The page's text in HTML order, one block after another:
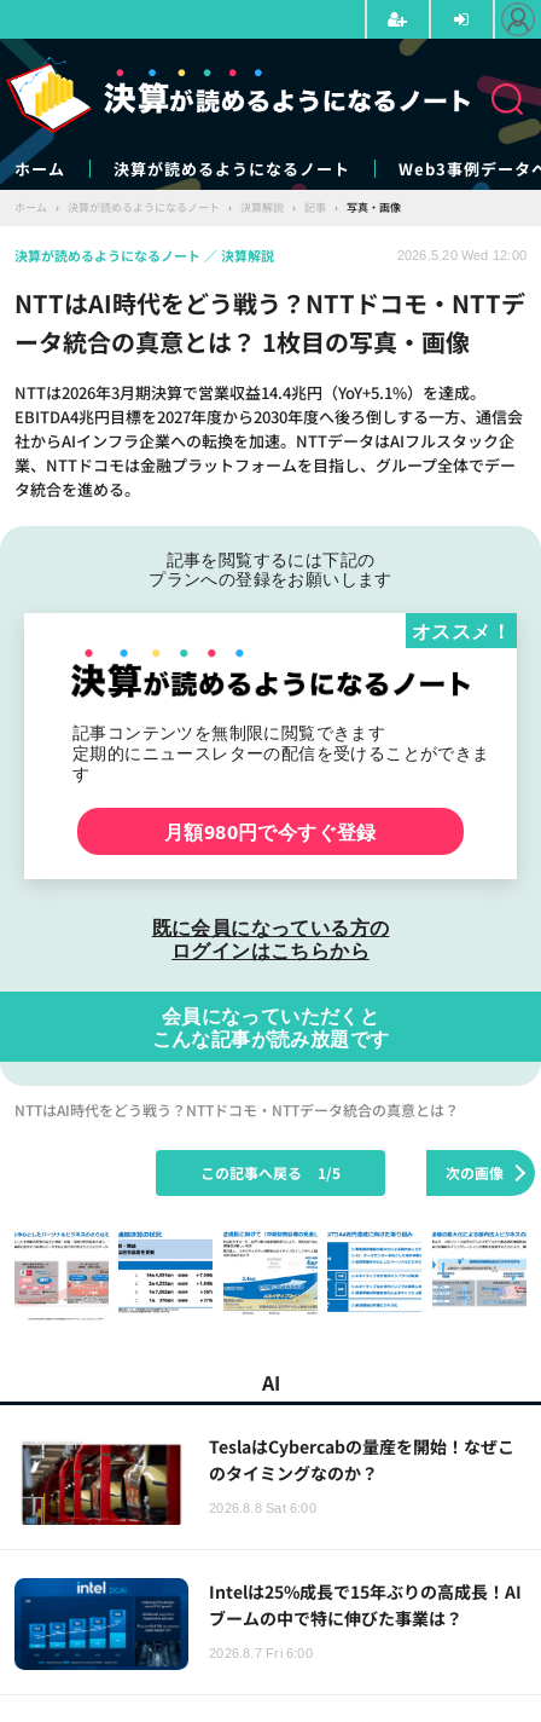
ホーム 決算が読めるようになるノート Web3事例データ
ホーム › 決算が読めるようになるノート › 決算解説 › 記事 › 写真・画像
NTTはAI時代をどう戦う？NTTドコモ・NTTデ
ータ統合の真意とは？ 1枚目の写真・画像
NTTは2026年3月期決算で営業収益14.4兆円（YoY+5.1%）を達成。
EBITDA4兆円目標を2027年度から2030年度へ後ろ倒しする一方、通信会
社からAIインフラ企業への転換を加速。NTTデータはAIフルスタック企
業、NTTドコモは金融プラットフォームを目指し、グループ全体でデー
タ統合を進める。
決算が読めるようになるノート 決算解説 2026.5.20 Wed 12:00
記事を閲覧するには下記の
プランへの登録をお願いします
記事コンテンツを無制限に閲覧できます
定期的にニュースレターの配信を受けることができま
す
オススメ！
月額980円で今すぐ登録
既に会員になっている方の
ログインはこちらから
会員になっていただくと
こんな記事が読み放題です
NTTはAI時代をどう戦う？NTTドコモ・NTTデータ統合の真意とは？
次の画像
この記事へ戻る 1/5
AI
TeslaはCybercabの量産を開始！なぜこ
のタイミングなのか？
2026.8.8 Sat 6:00
Intelは25%成長で15年ぶりの高成長！AI
ブームの中で特に伸びた事業は？
2026.8.7 Fri 6:00